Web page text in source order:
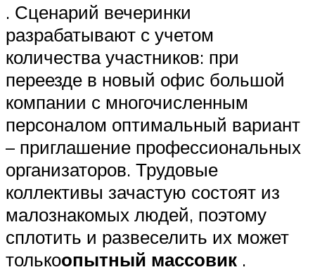
. Сценарий вечеринки
разрабатывают с учетом
количества участников: при
переезде в новый офис большой
компании с многочисленным
персоналом оптимальный вариант
– приглашение профессиональных
организаторов. Трудовые
коллективы зачастую состоят из
малознакомых людей, поэтому
сплотить и развеселить их может
толькоопытный массовик .